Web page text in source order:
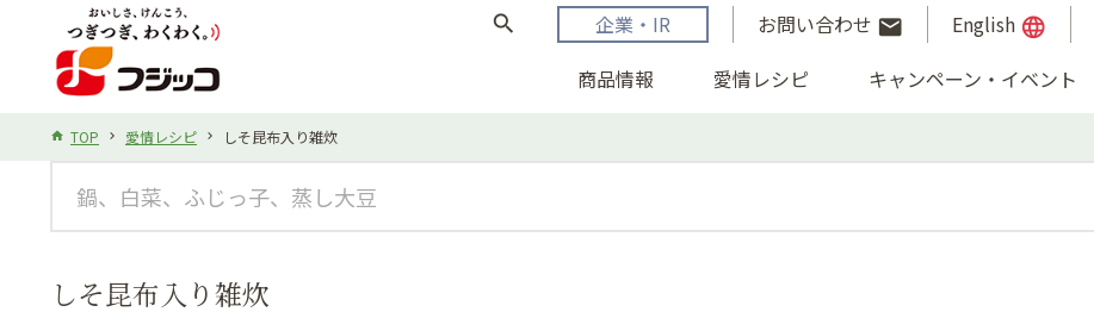
商品情報 愛情レシピ キャンペーン・イベント
search 企業・IR お問い合わせ email English language
TOP 愛情レシピ しそ昆布入り雑炊
しそ昆布入り雑炊